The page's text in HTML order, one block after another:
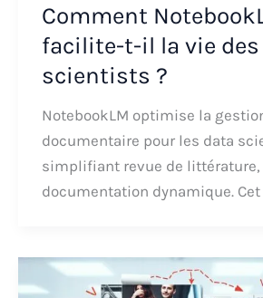
Comment
facilite-t-il la vie des
scientists ?
NotebookLM optimise la
documentaire pour les data
simplifiant revue de littérature,
documentation dynamique. Cet